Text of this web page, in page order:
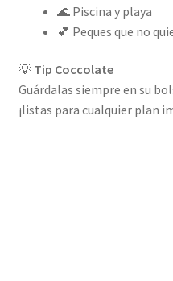
🌊 Piscina y playa
💕 Peques que no
💡 Tip Coccolate
Guárdalas siempre en su
¡listas para cualquier plan